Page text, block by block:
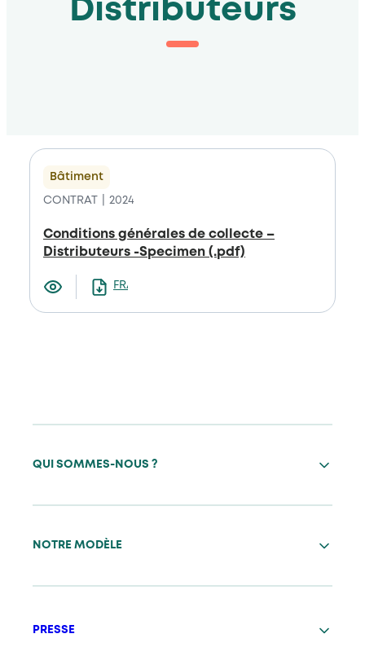
Distributeurs
Bâtiment
CONTRAT 2024
Conditions générales de collecte –
Distributeurs -Specimen (.pdf)
FRANCAIS
QUI SOMMES-NOUS ?
NOTRE MODÈLE
PRESSE